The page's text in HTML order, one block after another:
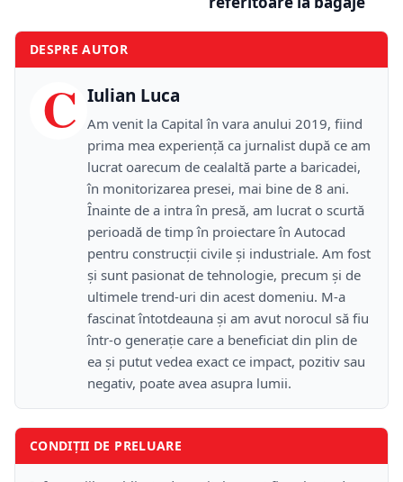
DESPRE AUTOR
C Iulian Luca
Am venit la Capital în vara anului 2019, fiind
prima mea experiență ca jurnalist după ce am
lucrat oarecum de cealaltă parte a baricadei,
în monitorizarea presei, mai bine de 8 ani.
Înainte de a intra în presă, am lucrat o scurtă
perioadă de timp în proiectare în Autocad
pentru construcții civile și industriale. Am fost
și sunt pasionat de tehnologie, precum și de
ultimele trend-uri din acest domeniu. M-a
fascinat întotdeauna și am avut norocul să fiu
într-o generație care a beneficiat din plin de
ea și putut vedea exact ce impact, pozitiv sau
negativ, poate avea asupra lumii.
CONDIȚII DE PRELUARE